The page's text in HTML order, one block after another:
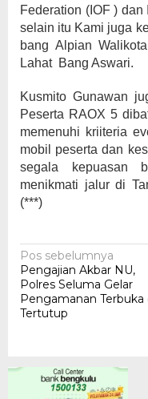
Federation (IOF )
selain itu Kami juga
bang Alpian
Lahat Bang Aswari.
Kusmito Gunawan
Peserta RAOX 5
memenuhi kriiteria
mobil peserta dan
segala kepuasan
menikmati jalur di
(***)
Navigasi
pos
Pos sebelumnya
Pengajian Akbar NU,
Polres Seluma Gelar
Pengamanan Terbuka
Tertutup